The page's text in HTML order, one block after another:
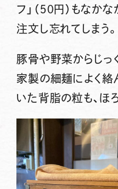
フ」（５０円）もな
注文し忘れてしまう。
豚骨や野菜からじっ
家製の細麺によく絡
いた背脂の粒も、ほ